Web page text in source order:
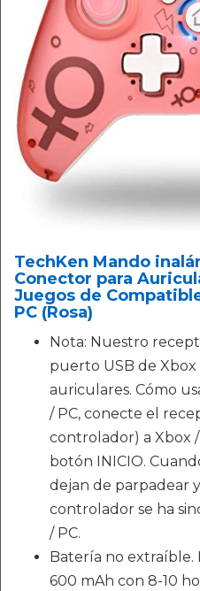
TechKen Mando
Conector para
Juegos de
PC (Rosa)
Nota: Nuestro
puerto USB de
auriculares. Cómo
/ PC, conecte el
controlador) a Xbox /
botón INICIO.
dejan de parpadear
controlador se ha
/ PC.
Batería no
600 mAh con 8-10